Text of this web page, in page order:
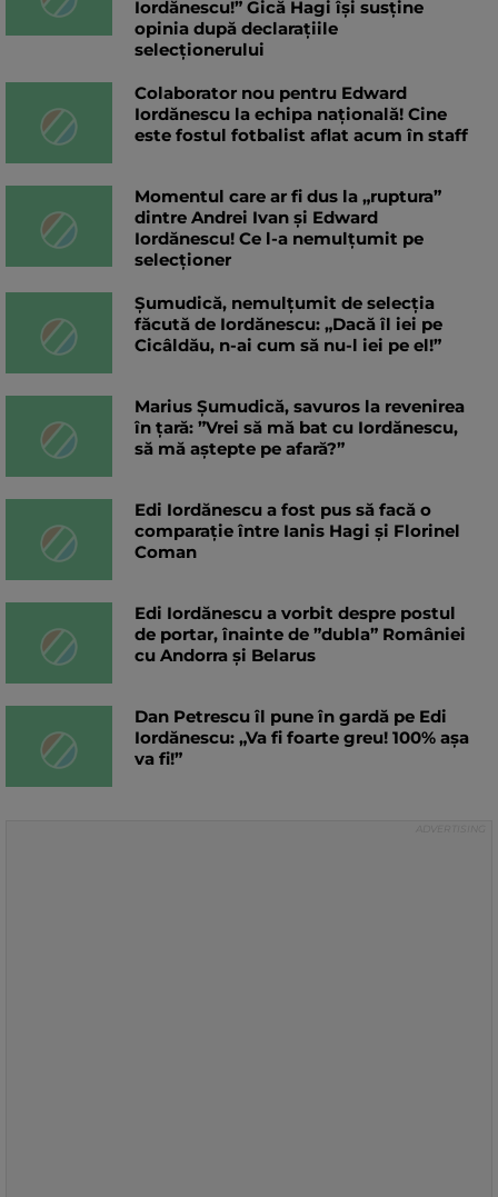
Iordănescu!” Gică Hagi își susține
opinia după declarațiile
selecționerului
Colaborator nou pentru Edward
Iordănescu la echipa națională! Cine
este fostul fotbalist aflat acum în staff
Momentul care ar fi dus la „ruptura”
dintre Andrei Ivan și Edward
Iordănescu! Ce l-a nemulțumit pe
selecționer
Șumudică, nemulțumit de selecția
făcută de Iordănescu: „Dacă îl iei pe
Cicâldău, n-ai cum să nu-l iei pe el!”
Marius Șumudică, savuros la revenirea
în țară: ”Vrei să mă bat cu Iordănescu,
să mă aștepte pe afară?”
Edi Iordănescu a fost pus să facă o
comparație între Ianis Hagi și Florinel
Coman
Edi Iordănescu a vorbit despre postul
de portar, înainte de ”dubla” României
cu Andorra și Belarus
Dan Petrescu îl pune în gardă pe Edi
Iordănescu: „Va fi foarte greu! 100% așa
va fi!”